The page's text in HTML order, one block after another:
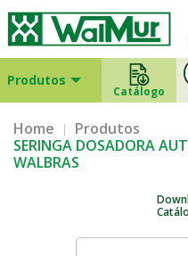
Produtos
Catálogo
Home
Produtos
SERINGA DOSADORA
WALBRAS